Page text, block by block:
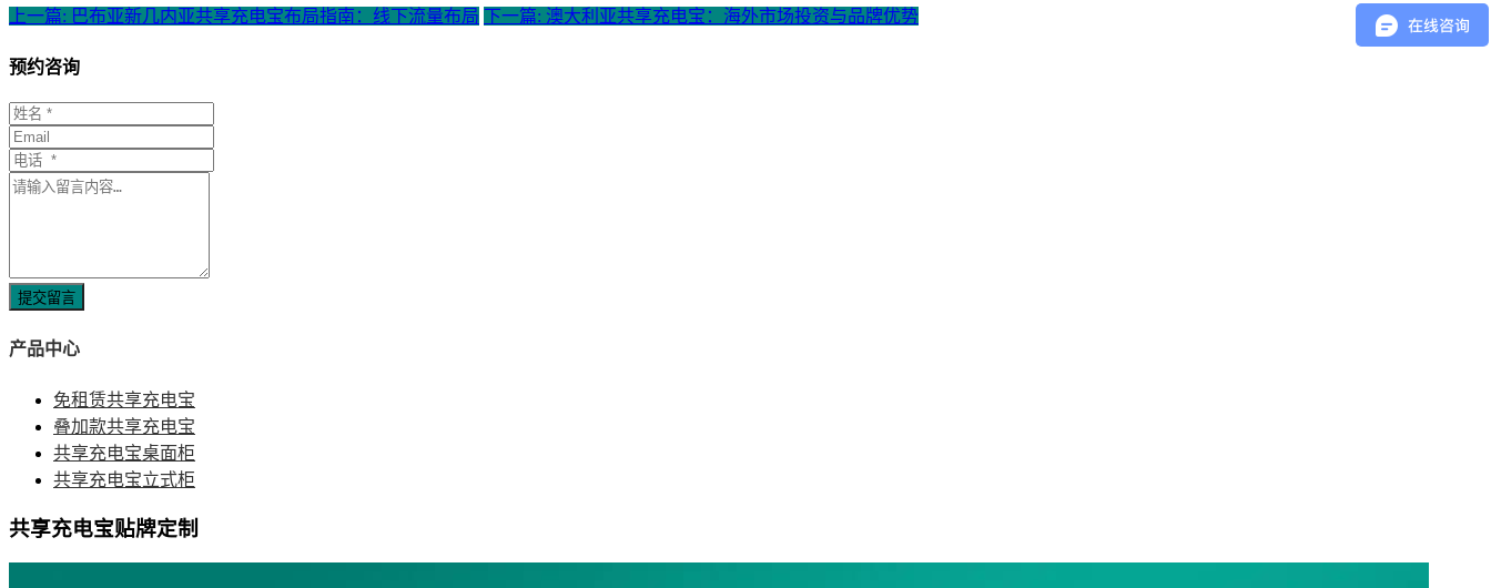
上一篇: 巴布亚新几内亚共享充电宝布局指南：线下流量布局 下一篇: 澳大利亚共享充电宝：海外市场投资与品牌优势
预约咨询
提交留言
产品中心
免租赁共享充电宝
叠加款共享充电宝
共享充电宝桌面柜
共享充电宝立式柜
共享充电宝贴牌定制